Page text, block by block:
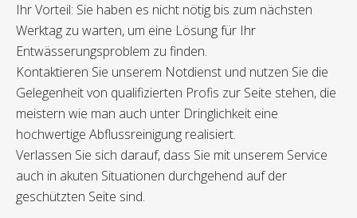
Ihr Vorteil: Sie haben es nicht nötig bis zum nächsten
Werktag zu warten, um eine Lösung für Ihr
Entwässerungsproblem zu finden.
Kontaktieren Sie unserem Notdienst und nutzen Sie die
Gelegenheit von qualifizierten Profis zur Seite stehen, die
meistern wie man auch unter Dringlichkeit eine
hochwertige Abflussreinigung realisiert.
Verlassen Sie sich darauf, dass Sie mit unserem Service
auch in akuten Situationen durchgehend auf der
geschützten Seite sind.